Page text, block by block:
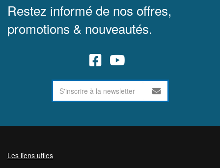
Restez informé de nos offres,
promotions & nouveautés.
Les liens utiles